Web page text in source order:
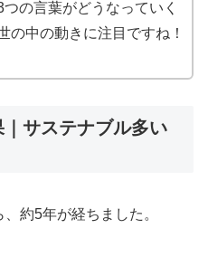
の言葉がどうなっていく
の中の動きに注目ですね！
サステナブル多い
約5年が経ちました。